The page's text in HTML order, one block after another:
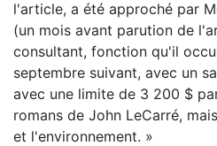
l'article, a été approché par
(un mois avant parution de
consultant, fonction qu'il
septembre suivant, avec un
avec une limite de 3 200 $
romans de John LeCarré,
et l'environnement. »